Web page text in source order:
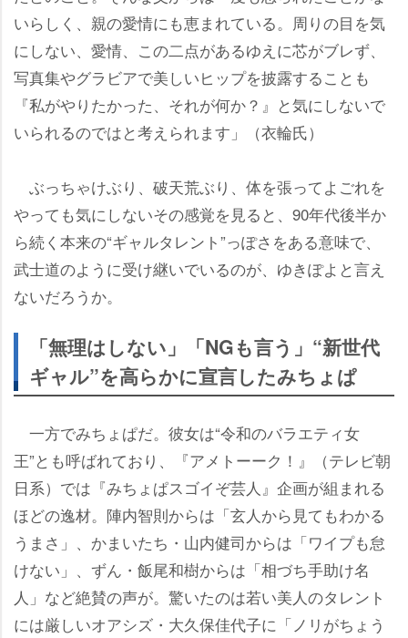
いらしく、親の愛情にも恵まれている。周りの目を気
にしない、愛情、この二点があるゆえに芯がブレず、
写真集やグラビアで美しいヒップを披露することも
『私がやりたかった、それが何か？』と気にしないで
いられるのではと考えられます」（衣輪氏）
ぶっちゃけぶり、破天荒ぶり、体を張ってよごれを
っても気にしないその感覚を見ると、90年代後半か
ら続く本来の“ギャルタレント”っぽさをある意味で、
武士道のように受け継いでいるのが、ゆきぽよと言え
ないだろうか。
「無理はしない」「NGも言う」“新世代
ギャル”を高らかに宣言したみちょぱ
一方でみちょぱだ。彼女は“令和のバラエティ女
王”とも呼ばれており、『アメトーーク！』（テレビ朝
日系）では『みちょぱスゴイぞ芸人』企画が組まれる
ほどの逸材。陣内智則からは「玄人から見てもわかる
うまさ」、かまいたち・山内健司からは「ワイプも怠
けない」、ずん・飯尾和樹からは「相づち手助け名
人」など絶賛の声が。驚いたのは若い美人のタレント
には厳しいオアシズ・大久保佳代子に「ノリがちょう